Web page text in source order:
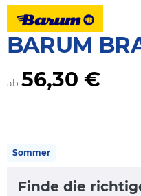
BARUM
ab 56,30 €
Sommer
Finde die